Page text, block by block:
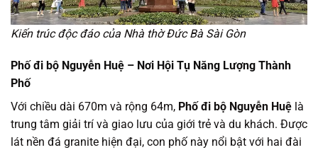
Kiến trúc độc đáo của Nhà thờ Đức Bà Sài Gòn
Phố đi bộ Nguyễn Huệ – Nơi Hội Tụ Năng Lượng Thành
Phố
Với chiều dài 670m và rộng 64m, Phố đi bộ Nguyễn Huệ là
trung tâm giải trí và giao lưu của giới trẻ và du khách. Được
lát nền đá granite hiện đại, con phố này nổi bật với hai đài